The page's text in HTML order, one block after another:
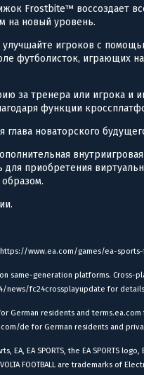
Frostbite™ воссоздает
на новый уровень.
улучшайте игроков с
футболисток, играющих
за тренера или игрока и
функции
глава новаторского
приобретения
https://www.ea.com/games/ea-
same-generation platforms. Cross-
news/fc24crossplayupdate for
German residents and
de for German residents and
EA SPORTS, the EA SPORTS logo,
FOOTBALL are trademarks of